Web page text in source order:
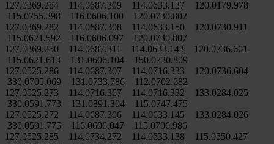
127.0369.284 114.0687.309 114.0633.137 120.0179.978
115.0755.398 116.0606.100 120.0730.802
127.0369.282 114.0687.308 114.0633.150 120.0730.911
115.0621.592 116.0606.097 120.0730.807
127.0369.250 114.0687.311 114.0633.143 120.0736.601
115.0621.613 131.0606.104 150.0730.809
127.0525.286 114.0687.307 114.0716.333 120.0736.604
330.0705.069 131.0733.786 112.0702.682
127.0525.273 114.0716.367 114.0716.332 133.0284.025
330.0591.773 131.0391.304 115.0747.475
127.0525.272 114.0687.306 114.0633.145 133.0284.026
330.0591.775 116.0606.047 115.0706.986
127.0525.285 114.0734.272 114.0633.138 115.0550.427